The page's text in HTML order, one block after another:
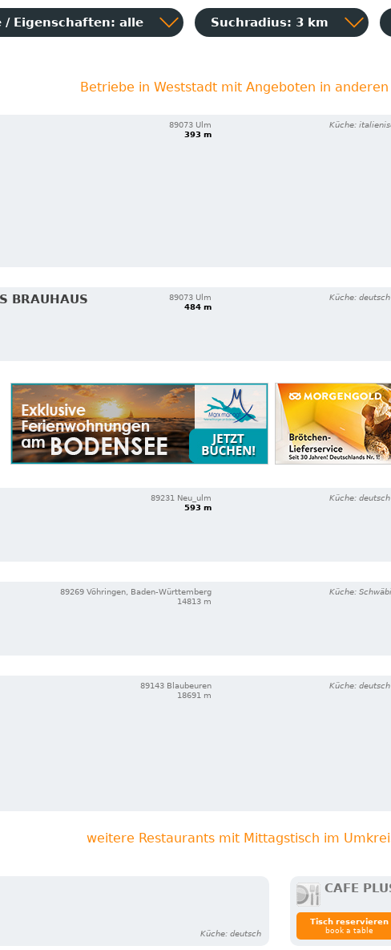
/ Eigenschaften: alle Suchradius: 3 km
Betriebe in Weststadt mit Angeboten in
89073 Ulm
393 m
Küche:
BRAUHAUS
89073 Ulm
484 m
Küche: deutsch
89231 Neu_ulm
593 m
Küche: deutsch
89269 Vöhringen, Baden-Württemberg
14813 m
Küche:
89143 Blaubeuren
18691 m
Küche: deutsch
weitere Restaurants mit Mittagstisch im
Küche: deutsch
CAFE
Tisch reservieren
book a table